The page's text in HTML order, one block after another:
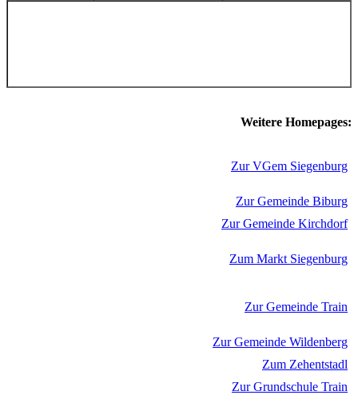
Weitere Homepages:
Zur VGem Siegenburg
Zur Gemeinde Biburg
Zur Gemeinde Kirchdorf
Zum Markt Siegenburg
Zur Gemeinde Train
Zur Gemeinde Wildenberg
Zum Zehentstadl
Zur Grundschule Train